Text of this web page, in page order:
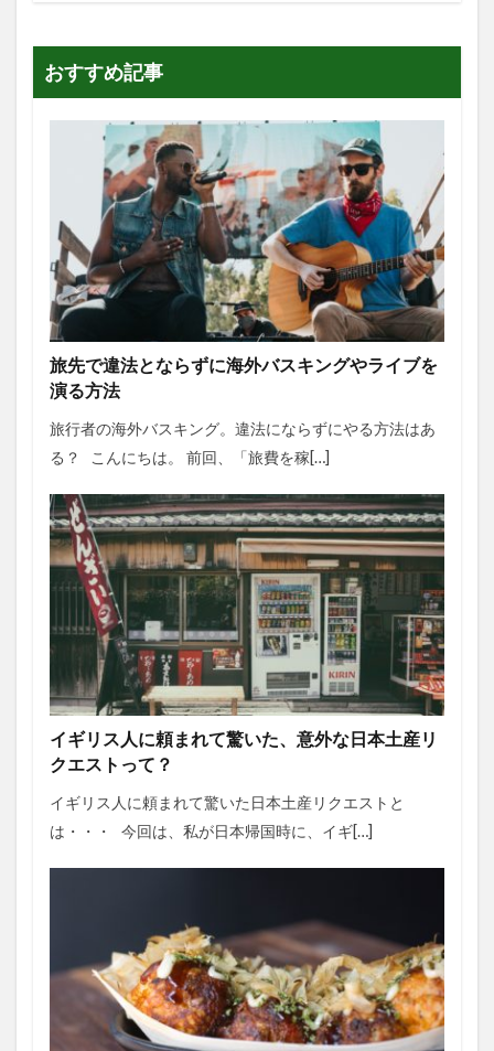
おすすめ記事
旅先で違法とならずに海外バスキングやライブを
演る方法
旅行者の海外バスキング。違法にならずにやる方法はあ
る？ こんにちは。 前回、「旅費を稼[…]
イギリス人に頼まれて驚いた、意外な日本土産リ
クエストって？
イギリス人に頼まれて驚いた日本土産リクエストと
は・・・ 今回は、私が日本帰国時に、イギ[…]